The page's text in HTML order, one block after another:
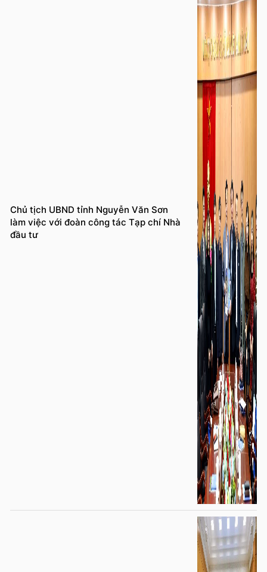
Chủ tịch UBND tỉnh Nguyễn Văn Sơn
làm việc với đoàn công tác Tạp chí Nhà
đầu tư